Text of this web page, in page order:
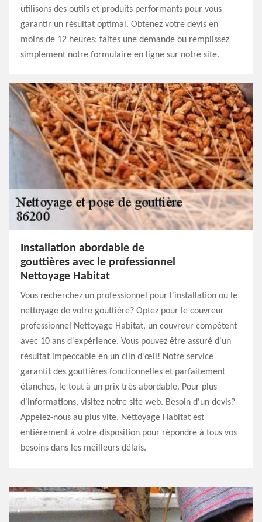
utilisons des outils et produits performants pour vous
garantir un résultat optimal. Obtenez votre devis en
moins de 12 heures: faites une demande ou remplissez
simplement notre formulaire en ligne sur notre site.
Installation abordable de
gouttières avec le professionnel
Nettoyage Habitat
Vous recherchez un professionnel pour l'installation ou le
nettoyage de votre gouttière? Optez pour le couvreur
professionnel Nettoyage Habitat, un couvreur compétent
avec 10 ans d'expérience. Vous pouvez être assuré d'un
résultat impeccable en un clin d'œil! Notre service
garantit des gouttières fonctionnelles et parfaitement
étanches, le tout à un prix très abordable. Pour plus
d'informations, visitez notre site web. Besoin d'un devis?
Appelez-nous au plus vite. Nettoyage Habitat est
entièrement à votre disposition pour répondre à tous vos
besoins dans les meilleurs délais.